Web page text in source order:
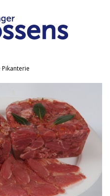
Pikanterie